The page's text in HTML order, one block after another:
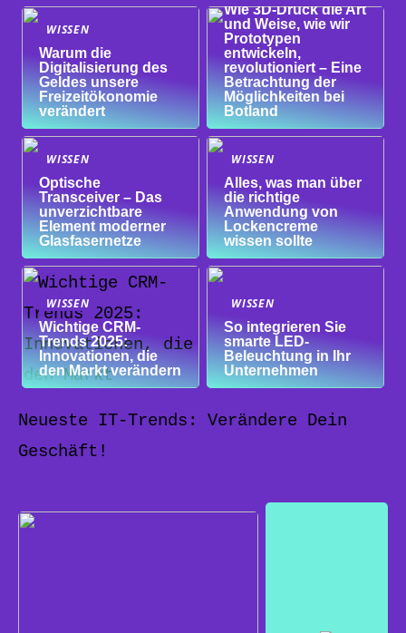
WISSEN
Warum die
Digitalisierung des
Geldes unsere
Freizeitökonomie
verändert
Wie 3D-Druck die Art
und Weise, wie wir
Prototypen
entwickeln,
revolutioniert – Eine
Betrachtung der
Möglichkeiten bei
Botland
WISSEN
Optische
Transceiver – Das
unverzichtbare
Element moderner
Glasfasernetze
WISSEN
Alles, was man über
die richtige
Anwendung von
Lockencreme
wissen sollte
WISSEN
Wichtige CRM-
Trends 2025:
Innovationen, die
den Markt verändern
WISSEN
So integrieren Sie
smarte LED-
Beleuchtung in Ihr
Unternehmen
Neueste IT-Trends: Verändere Dein
Geschäft!